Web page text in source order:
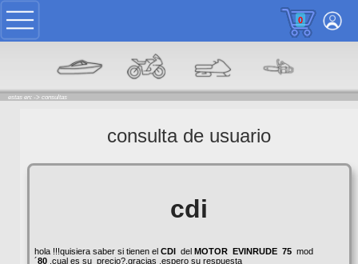
0
estas en: -> consultas
consulta de usuario
cdi
hola !!!quisiera saber si tienen el CDIdel MOTOR EVINRUDE 75mod
´80.cual es su precio?.gracias .espero su respuesta